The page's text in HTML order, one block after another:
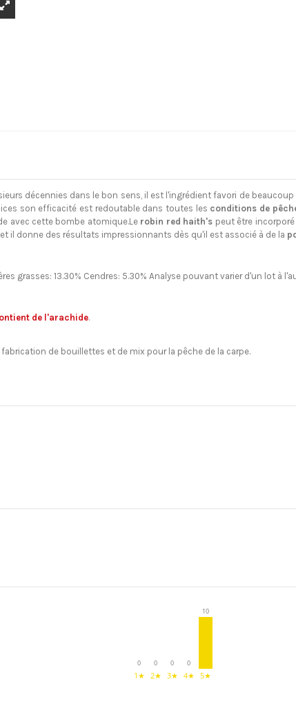
décennies dans le bon sens, il est l'ingrédient favori de beaucoup
son efficacité est redoutable dans toutes les conditions de
avec cette bombe atomique.Lerobin red haith's peut être
, et il donne des résultats impressionnants dès qu'il est associé à de la
grasses: 13.30% Cendres: 5.30% Analyse pouvant varier d'un lot à
de l'arachide.
de bouillettes et de mix pour la pêche de la carpe.
0
1★
0
2★
0
3★
0
4★
10
5★